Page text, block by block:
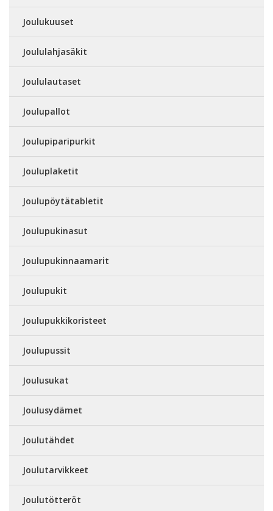
Joulukuuset
Joululahjasäkit
Joululautaset
Joulupallot
Joulupiparipurkit
Jouluplaketit
Joulupöytätabletit
Joulupukinasut
Joulupukinnaamarit
Joulupukit
Joulupukkikoristeet
Joulupussit
Joulusukat
Joulusydämet
Joulutähdet
Joulutarvikkeet
Joulutötteröt